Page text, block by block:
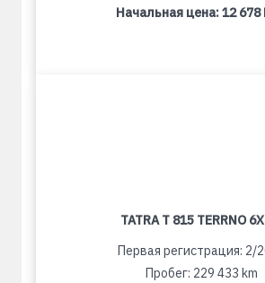
Начальная цена:12 678
TATRA T 815 TERRNO
Первая регистрация: 2/
Пробег: 229 433 km